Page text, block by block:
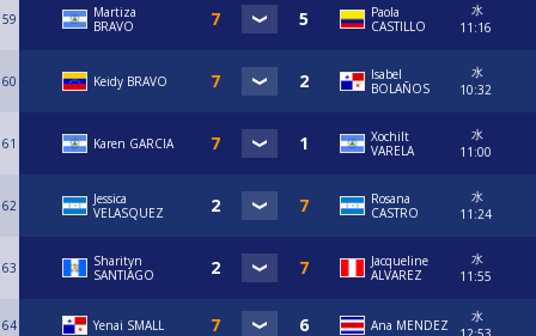
59
Martiza
BRAVO
Paola
CASTILLO
水
11:16
60 Keidy BRAVO
Isabel
BOLAÑOS
水
10:32
61 Karen GARCIA
Xochilt
VARELA
水
11:00
62
Jessica
VELASQUEZ
Rosana
CASTRO
水
11:24
63
Sharityn
SANTIAGO
Jacqueline
ALVAREZ
水
11:55
64 Yenai SMALL Ana MENDEZ
水